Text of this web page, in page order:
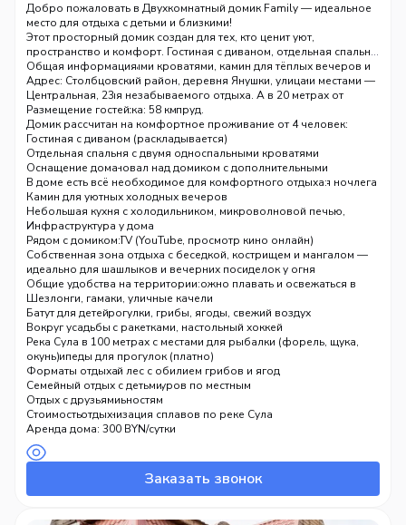
Добро пожаловать в Двухкомнатный домик Family — идеальное
место для отдыха с детьми и близкими!
Этот просторный домик создан для тех, кто ценит уют,
пространство и комфорт. Гостиная с диваном, отдельная спальня
с двумя односпальными кроватями, камин для тёплых вечеров и
современный сеновал с дополнительными спальными местами —
здесь есть всё для незабываемого отдыха. А в 20 метрах от
домика вас ждёт купальный пруд.
Общая информация
Адрес: Столбцовский район, деревня Янушки, улица
Центральная, 23
Расстояние от Минска: 58 км
Вместимость: от 4 человек (есть дополнительные места на
сеновале)
Размещение гостей
Домик рассчитан на комфортное проживание от 4 человек:
Гостиная с диваном (раскладывается)
Отдельная спальня с двумя односпальными кроватями
Современный сеновал над домиком с дополнительными
спальными местами — необычное и уютное решение для ночлега
Санузел, совмещённый с душевой
Оснащение дома
В доме есть всё необходимое для комфортного отдыха:
Камин для уютных холодных вечеров
Небольшая кухня с холодильником, микроволновой печью,
чайником и посудой
Телевизор smart TV (YouTube, просмотр кино онлайн)
Постельное бельё и свежие полотенца
Бесплатный Wi-Fi на всей территории
Мягкая мебель и тёплые пледы
Инфраструктура у дома
Рядом с домиком:
Собственная зона отдыха с беседкой, кострищем и мангалом —
идеально для шашлыков и вечерних посиделок у огня
Купальный пруд в 20 метрах — можно плавать и освежаться в
любое время
Лес вокруг — прогулки, грибы, ягоды, свежий воздух
Общие удобства на территории:
Шезлонги, гамаки, уличные качели
Батут для детей
Теннисный стол с ракетками, настольный хоккей
Спортивный тренажёр, боксёрская груша
Велосипеды для прогулок (платно)
Вокруг усадьбы
Река Сула в 100 метрах с местами для рыбалки (форель, щука,
окунь)
Густой смешанный лес с обилием грибов и ягод
Возможна организация туров по местным
достопримечательностям
Возможна организация сплавов по реке Сула
Форматы отдыха
Семейный отдых с детьми
Отдых с друзьями
Активный отдых
Рыбалка
Стоимость
Аренда дома: 300 BYN/сутки
Заказать звонок